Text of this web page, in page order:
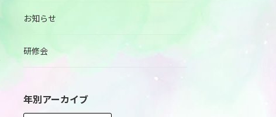
お知らせ
研修会
年別アーカイブ